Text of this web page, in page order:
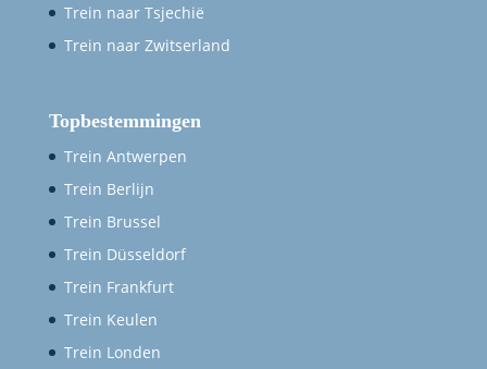
Trein naar Tsjechië
Trein naar Zwitserland
Topbestemmingen
Trein Antwerpen
Trein Berlijn
Trein Brussel
Trein Düsseldorf
Trein Frankfurt
Trein Keulen
Trein Londen